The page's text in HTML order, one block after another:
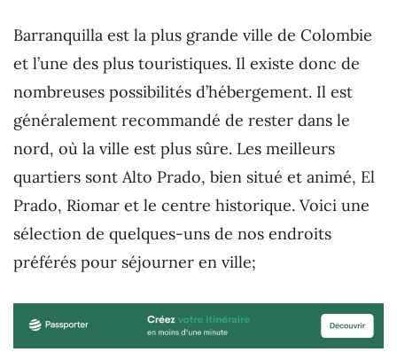
Barranquilla est la plus grande ville de Colombie
et l’une des plus touristiques. Il existe donc de
nombreuses possibilités d’hébergement. Il est
généralement recommandé de rester dans le
nord, où la ville est plus sûre. Les meilleurs
quartiers sont Alto Prado, bien situé et animé, El
Prado, Riomar et le centre historique. Voici une
sélection de quelques-uns de nos endroits
préférés pour séjourner en ville;